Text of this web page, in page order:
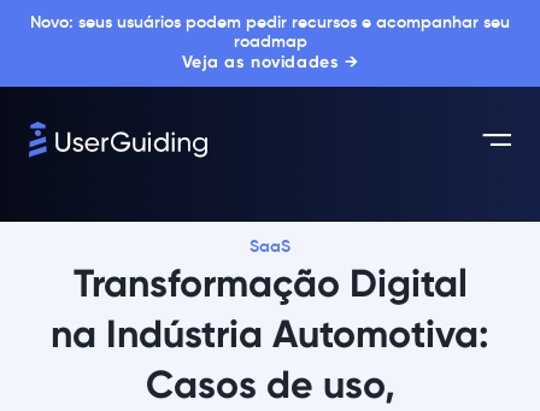
Novo: seus usuários podem pedir recursos e acompanhar seu
roadmap
Veja as novidades →
SaaS
Transformação Digital
na Indústria Automotiva:
Casos de uso,